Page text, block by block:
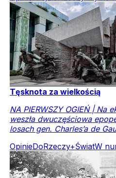
Tęsknota za wielkością
NA PIERWSZY OGIEŃ | Na
weszła dwuczęściowa
losach gen. Charles’a de
OpinieDoRzeczy+ŚwiatW